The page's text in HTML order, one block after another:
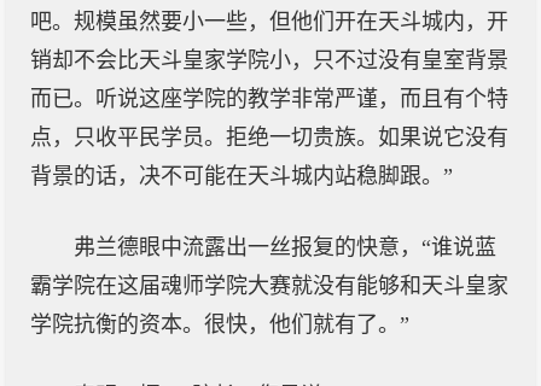
吧。规模虽然要小一些，但他们开在天斗城内，开
销却不会比天斗皇家学院小，只不过没有皇室背景
而已。听说这座学院的教学非常严谨，而且有个特
点，只收平民学员。拒绝一切贵族。如果说它没有
背景的话，决不可能在天斗城内站稳脚跟。”
弗兰德眼中流露出一丝报复的快意，“谁说蓝
霸学院在这届魂师学院大赛就没有能够和天斗皇家
学院抗衡的资本。很快，他们就有了。”